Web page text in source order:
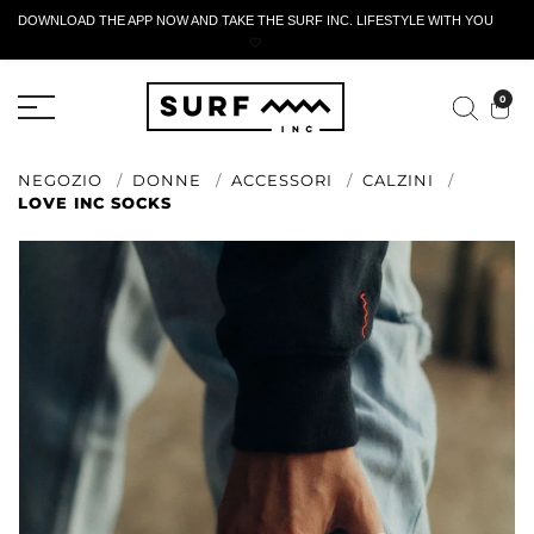
DOWNLOAD THE APP NOW AND TAKE THE SURF INC. LIFESTYLE WITH YOU
🤍
0
NEGOZIO DONNE ACCESSORI
CALZINI
LOVE INC SOCKS
MODULO DI RESTITUZIONE ATTIVO